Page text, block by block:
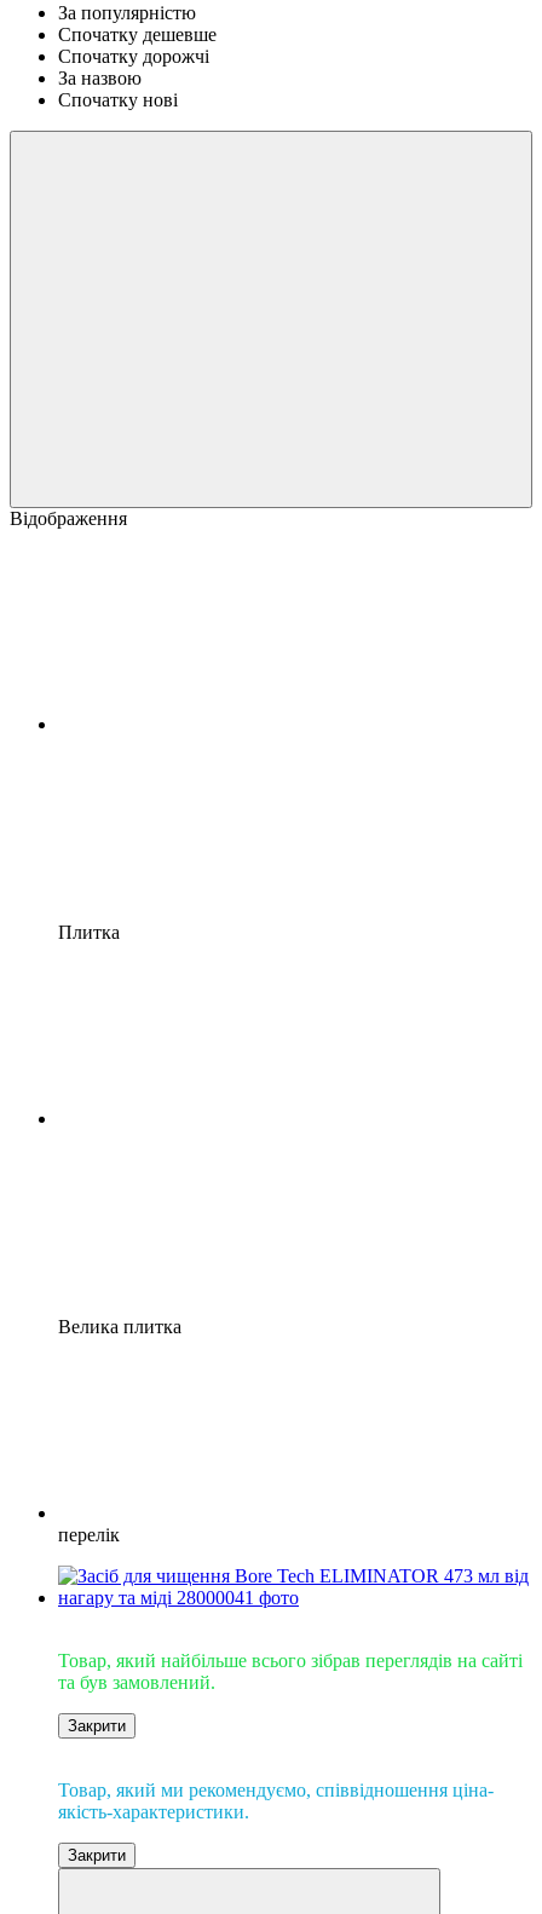
За популярністю
Спочатку дешевше
Спочатку дорожчі
За назвою
Спочатку нові
Відображення
Плитка
Велика плитка
перелік
Товар, який найбільше всього зібрав переглядів на сайті
та був замовлений.
Закрити
Товар, який ми рекомендуємо, співвідношення ціна-
якість-характеристики.
Закрити